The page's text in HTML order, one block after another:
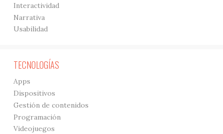
Interactividad
Narrativa
Usabilidad
TECNOLOGÍAS
Apps
Dispositivos
Gestión de contenidos
Programación
Videojuegos